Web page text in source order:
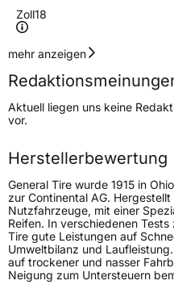
Zoll18
Geschwindigkeitsindex
Höchstgeschwindigkeit
240
Lastindex107
Höchstlast975 kg
Gewicht (in kg)
12,400 kg
Generelle Merkmale
FahrzeugtypSUV
Verwendung Ganzjahresreifen
mehr anzeigen
Aktuell liegen uns keine
vor.
Herstellerbewertung
General Tire wurde 1915 in
zur Continental AG.
Nutzfahrzeuge, mit einer
Reifen. In verschiedenen
Tire gute Leistungen auf
Umweltbilanz und
auf trockener und nasser
Neigung zum Untersteuern